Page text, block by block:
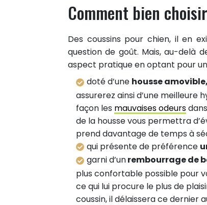
Comment bien
Des coussins pour chien, il en
question de goût. Mais, au-delà
aspect pratique en optant pour un
doté d’une housse
assurerez ainsi d’une
façon les mauvaises odeurs
de la housse vous permettra
prend davantage de temps à
qui présente de préférence
garni d’unrembourrage de
plus confortable possible pour
ce qui lui procure le plus de
coussin, il délaissera ce dernier